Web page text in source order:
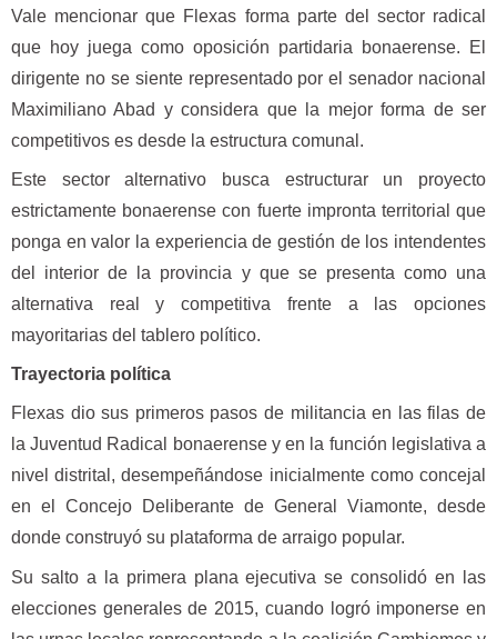
Vale mencionar que Flexas forma parte del sector radical
que hoy juega como oposición partidaria bonaerense. El
dirigente no se siente representado por el senador nacional
Maximiliano Abad y considera que la mejor forma de ser
competitivos es desde la estructura comunal.
Este sector alternativo busca estructurar un proyecto
estrictamente bonaerense con fuerte impronta territorial que
ponga en valor la experiencia de gestión de los intendentes
del interior de la provincia y que se presenta como una
alternativa real y competitiva frente a las opciones
mayoritarias del tablero político.
Trayectoria política
Flexas dio sus primeros pasos de militancia en las filas de
la Juventud Radical bonaerense y en la función legislativa a
nivel distrital, desempeñándose inicialmente como concejal
en el Concejo Deliberante de General Viamonte, desde
donde construyó su plataforma de arraigo popular.
Su salto a la primera plana ejecutiva se consolidó en las
elecciones generales de 2015, cuando logró imponerse en